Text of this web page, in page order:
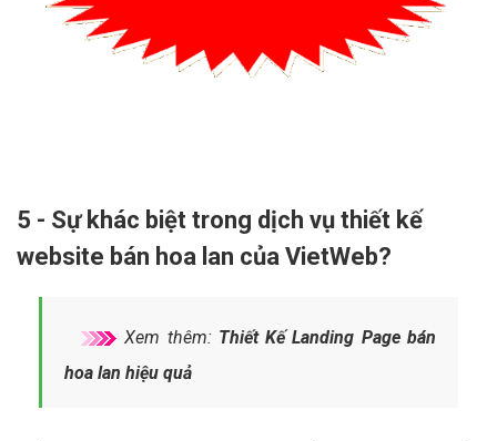
5 - Sự khác biệt trong dịch vụ thiết kế
website bán hoa lan của VietWeb?
Xem thêm: Thiết Kế Landing Page bán
hoa lan hiệu quả